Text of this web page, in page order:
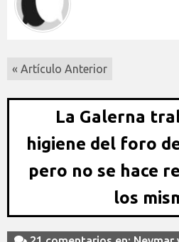
« Artículo Anterior
La Galerna
higiene del foro
pero no se hace
los